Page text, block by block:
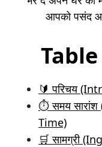
आपको पसंद
🔰 परिचय
⏱️ समय
Time)
🛒 सामग्री